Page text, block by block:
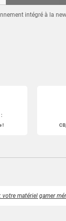
intégré à la
:
!
votre matériel gamer